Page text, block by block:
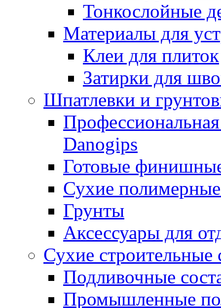
Тонкослойные
Материалы для
Клеи для плиток
Затирки для
Шпатлевки и
Danogips
Готовые
Сухие
Грунты
Аксессуары для
Сухие строительные
Подливочные
Промышленные